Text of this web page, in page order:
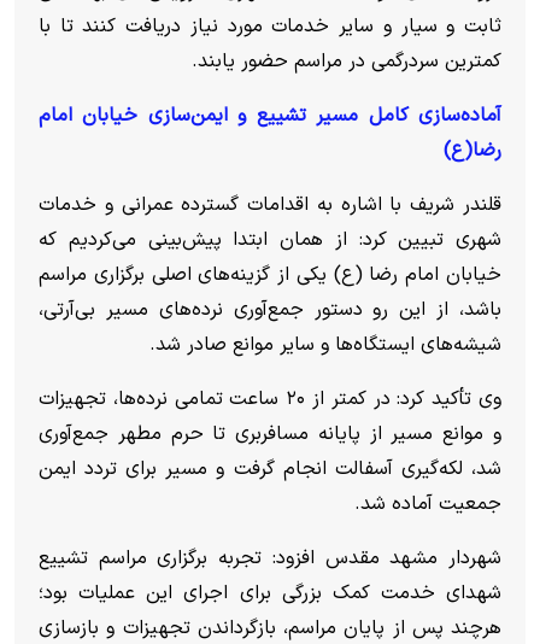
ثابت و سیار و سایر خدمات مورد نیاز دریافت کنند تا با
کمترین سردرگمی در مراسم حضور یابند.
آماده‌سازی کامل مسیر تشییع و ایمن‌سازی خیابان امام
رضا(ع)
قلندر شریف با اشاره به اقدامات گسترده عمرانی و خدمات
شهری تبیین کرد: از همان ابتدا پیش‌بینی می‌کردیم که
خیابان امام رضا (ع) یکی از گزینه‌های اصلی برگزاری مراسم
باشد، از این رو دستور جمع‌آوری نرده‌های مسیر بی‌آرتی،
شیشه‌های ایستگاه‌ها و سایر موانع صادر شد.
وی تأکید کرد: در کمتر از ۲۰ ساعت تمامی نرده‌ها، تجهیزات
و موانع مسیر از پایانه مسافربری تا حرم مطهر جمع‌آوری
شد، لکه‌گیری آسفالت انجام گرفت و مسیر برای تردد ایمن
جمعیت آماده شد.
شهردار مشهد مقدس افزود: تجربه برگزاری مراسم تشییع
شهدای خدمت کمک بزرگی برای اجرای این عملیات بود؛
هرچند پس از پایان مراسم، بازگرداندن تجهیزات و بازسازی